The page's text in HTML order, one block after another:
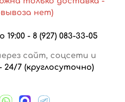
нет)
19:00 - 8 (927) 083-33-05
сайт, соцсети и
24/7 (круглосуточно)